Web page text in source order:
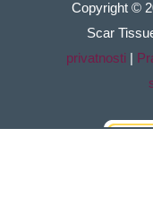
Copyright ©
Scar
privatnosti